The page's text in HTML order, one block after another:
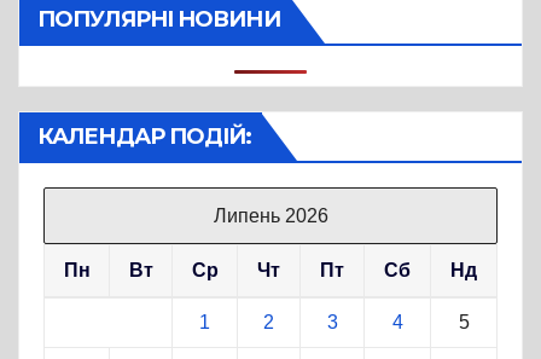
ПОПУЛЯРНІ НОВИНИ
КАЛЕНДАР ПОДІЙ:
Липень 2026
Пн Вт Ср Чт Пт Сб Нд
1 2 3 4 5